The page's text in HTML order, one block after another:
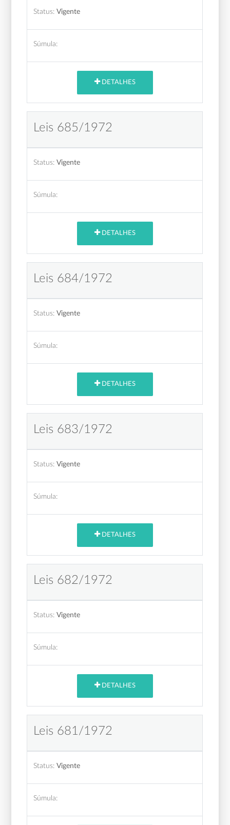
Status: Vigente
Súmula:
DETALHES
Leis 685/1972
Status: Vigente
Súmula:
DETALHES
Leis 684/1972
Status: Vigente
Súmula:
DETALHES
Leis 683/1972
Status: Vigente
Súmula:
DETALHES
Leis 682/1972
Status: Vigente
Súmula:
DETALHES
Leis 681/1972
Status: Vigente
Súmula: